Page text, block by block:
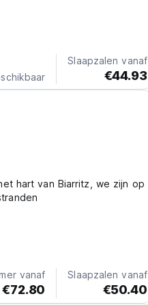
Slaapzalen vanaf
€44.93
hart van Biarritz, we zijn op
vanaf
€72.80
Slaapzalen vanaf
€50.40